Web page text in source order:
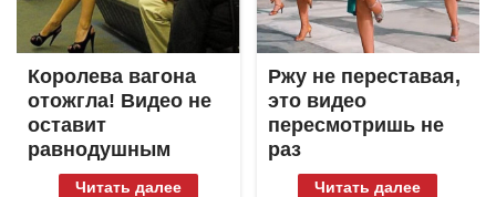
Королева вагона
отожгла! Видео не
оставит
равнодушным
Читать далее
Ржу не переставая,
это видео
пересмотришь не
раз
Читать далее